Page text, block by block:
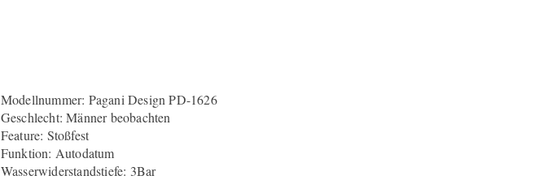
Modellnummer: Pagani Design PD-1626
Geschlecht: Männer beobachten
Feature: Stoßfest
Funktion: Autodatum
Wasserwiderstandstiefe: 3Bar